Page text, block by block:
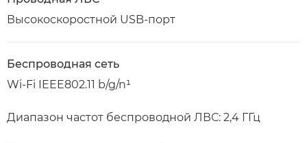
Высокоскоростной USB-порт
Беспроводная сеть
Wi-Fi IEEE802.11 b/g/n¹
Диапазон частот беспроводной ЛВС: 2,4 ГГц